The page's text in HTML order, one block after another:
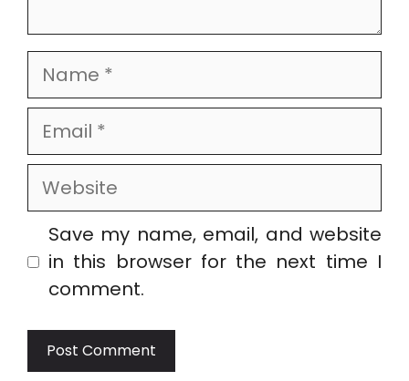
Name
Email
Website
Save my name, email, and website
in this browser for the next time I
comment.